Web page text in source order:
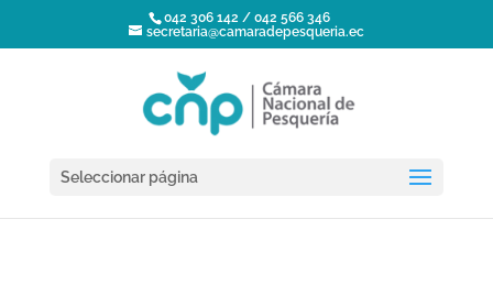
042 306 142 / 042 566 346
secretaria@camaradepesqueria.ec
Seleccionar página